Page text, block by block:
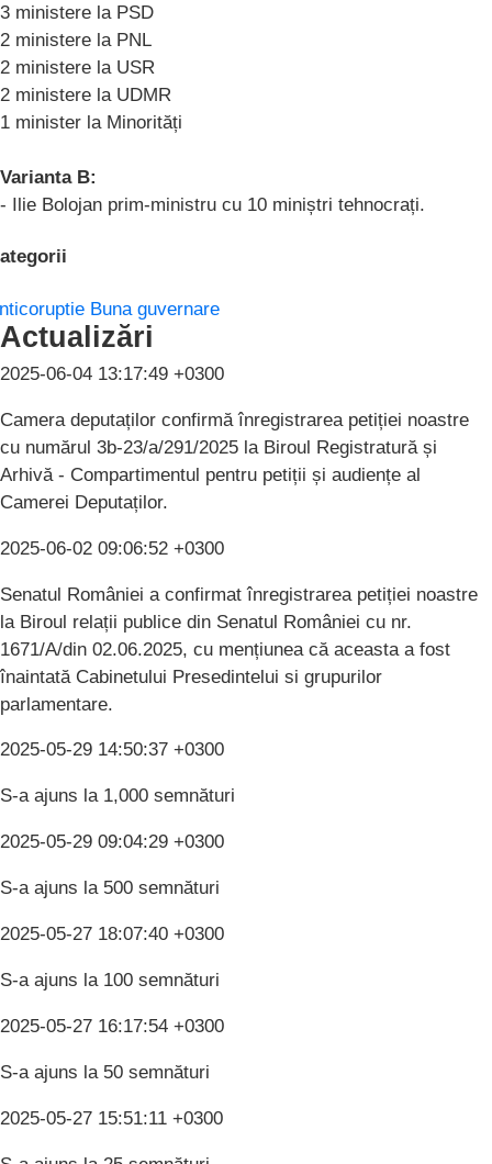
3 ministere la PSD
2 ministere la PNL
2 ministere la USR
2 ministere la UDMR
1 minister la Minorități
Varianta B:
- Ilie Bolojan prim-ministru cu 10 miniștri tehnocrați.
Buna guvernare
Actualizări
2025-06-04 13:17:49 +0300
Camera deputaților confirmă înregistrarea petiției noastre
cu numărul 3b-23/a/291/2025 la Biroul Registratură și
Arhivă - Compartimentul pentru petiții și audiențe al
Camerei Deputaților.
2025-06-02 09:06:52 +0300
Senatul României a confirmat înregistrarea petiției noastre
la Biroul relații publice din Senatul României cu nr.
1671/A/din 02.06.2025, cu mențiunea că aceasta a fost
înaintată Cabinetului Presedintelui si grupurilor
parlamentare.
2025-05-29 14:50:37 +0300
S-a ajuns la 1,000 semnături
2025-05-29 09:04:29 +0300
S-a ajuns la 500 semnături
2025-05-27 18:07:40 +0300
S-a ajuns la 100 semnături
2025-05-27 16:17:54 +0300
S-a ajuns la 50 semnături
2025-05-27 15:51:11 +0300